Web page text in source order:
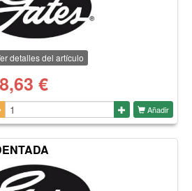
detalles del artículo
€
Añadir